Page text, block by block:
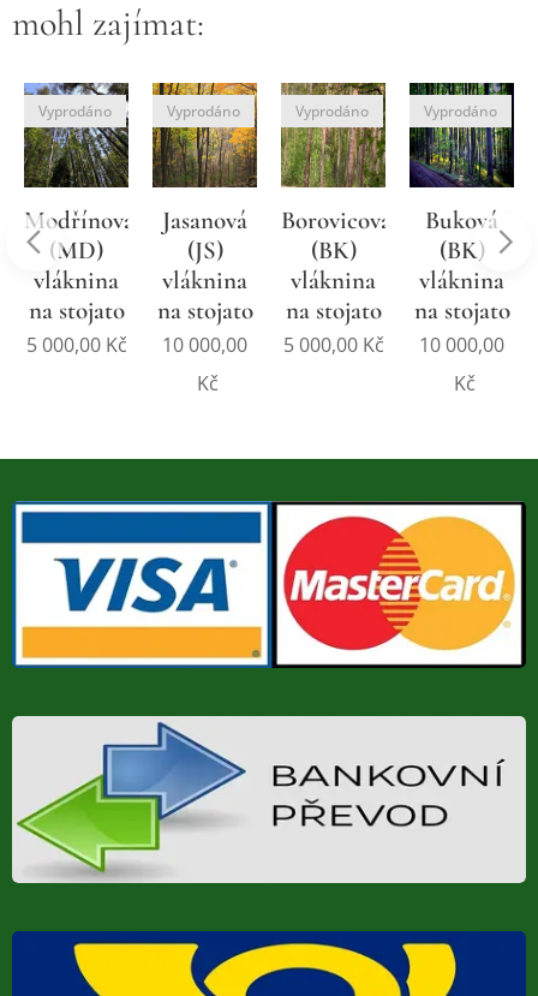
mohl zajímat:
Modřínová
(MD)
vláknina
na stojato
Vyprodáno
5 000,00Kč
Jasanová
(JS)
vláknina
na stojato
Vyprodáno
10 000,00
Kč
Borovicová
(BK)
vláknina
na stojato
Vyprodáno
5 000,00Kč
Buková
(BK)
vláknina
na stojato
Vyprodáno
10 000,00
Kč